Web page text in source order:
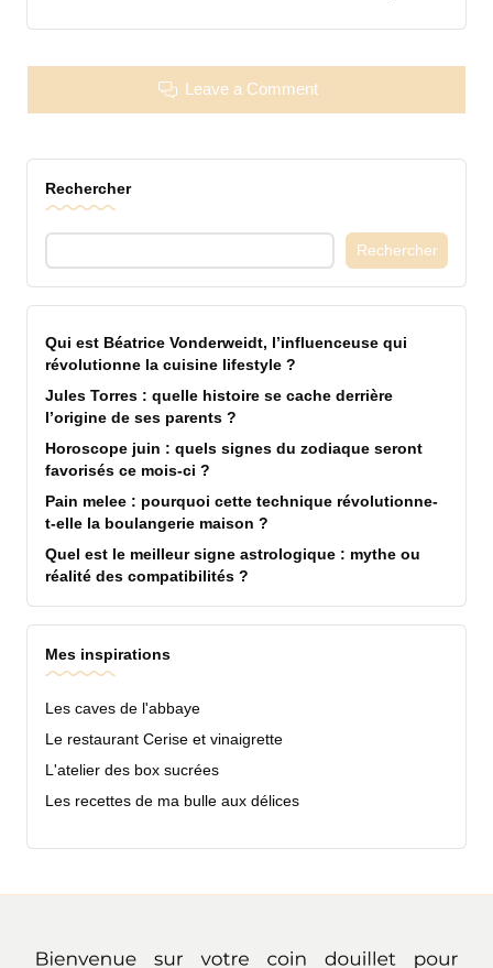
Leave a Comment
Rechercher
Rechercher
Qui est Béatrice Vonderweidt, l’influenceuse qui
révolutionne la cuisine lifestyle ?
Jules Torres : quelle histoire se cache derrière
l’origine de ses parents ?
Horoscope juin : quels signes du zodiaque seront
favorisés ce mois-ci ?
Pain melee : pourquoi cette technique révolutionne-
t-elle la boulangerie maison ?
Quel est le meilleur signe astrologique : mythe ou
réalité des compatibilités ?
Mes inspirations
Les caves de l'abbaye
Le restaurant Cerise et vinaigrette
L'atelier des box sucrées
Les recettes de ma bulle aux délices